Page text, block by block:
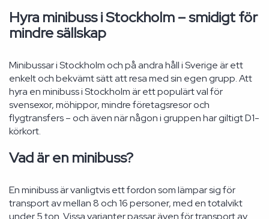
Hyra minibuss i Stockholm – smidigt för
mindre sällskap
Minibussar i Stockholm och på andra håll i Sverige är ett
enkelt och bekvämt sätt att resa med sin egen grupp. Att
hyra en minibuss i Stockholm är ett populärt val för
svensexor, möhippor, mindre företagsresor och
flygtransfers – och även när någon i gruppen har giltigt D1-
körkort.
Vad är en minibuss?
En minibuss är vanligtvis ett fordon som lämpar sig för
transport av mellan 8 och 16 personer, med en totalvikt
under 5 ton. Vissa varianter passar även för transport av